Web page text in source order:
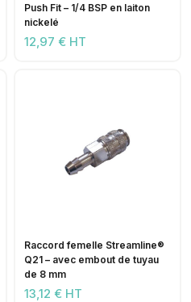
Push Fit – 1/4 BSP en laiton
nickelé
12,97 € HT
Raccord femelle Streamline®
Q21 – avec embout de tuyau
de 8 mm
13,12 € HT